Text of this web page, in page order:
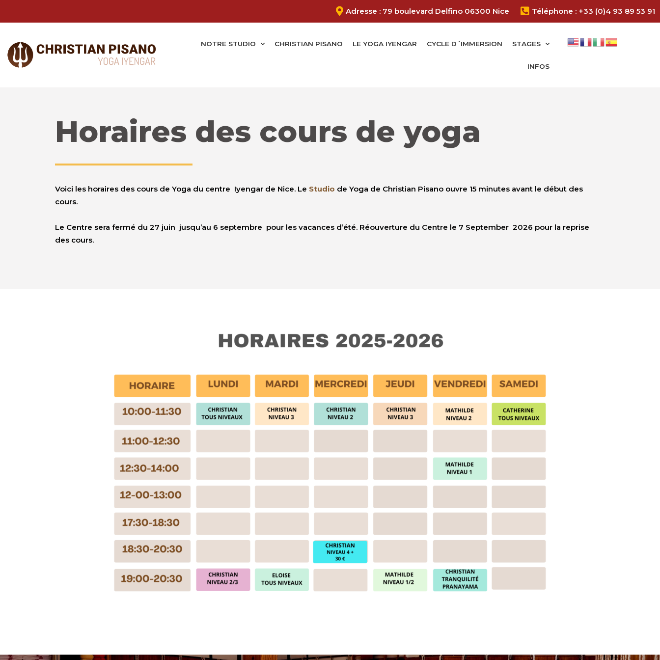
Adresse : 79 boulevard Delfino 06300 Nice Téléphone : +33 (0)4 93 89 53 91
NOTRE STUDIO CHRISTIAN PISANO LE YOGA IYENGAR CYCLE D´IMMERSION STAGES
INFOS
Horaires des cours de yoga
Voici les horaires des cours de Yoga du centre Iyengar de Nice. Le Studio de Yoga de Christian Pisano ouvre 15 minutes avant le début des
cours.
Le Centre sera fermé du 27 juin jusqu’au 6 septembre pour les vacances d’été. Réouverture du Centre le 7 September 2026 pour la reprise
des cours.